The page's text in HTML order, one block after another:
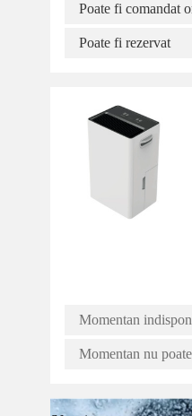
Poate fi comandat
Poate fi rezervat
Momentan
Momentan nu